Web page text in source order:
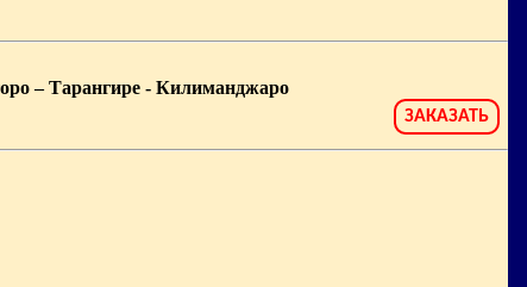
– Тарангире - Килиманджаро
ЗАКАЗАТЬ